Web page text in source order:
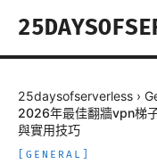
25daysofserverless ›
2026年最佳翻牆vpn梯
與實用技巧
GENERAL